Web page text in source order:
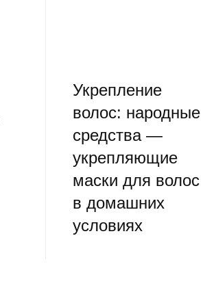
Укрепление
волос: народные
средства —
укрепляющие
маски для волос
в домашних
условиях